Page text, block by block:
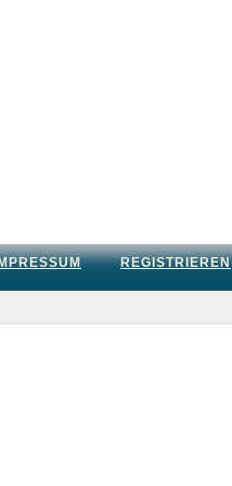
REGISTRIEREN